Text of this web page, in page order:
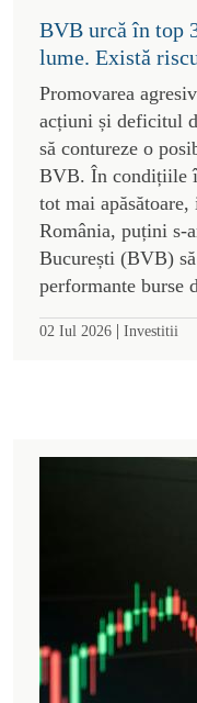
BVB urcă în top
lume. Există
Promovarea
acțiuni și deficitul
să contureze o
BVB. În condițiile
tot mai
România, puțini s-
București (BVB)
performante burse
02 Iul 2026 | Investitii